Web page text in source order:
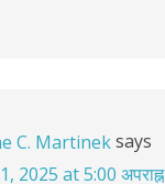
C. Martineksays
2025 at 5:00 अपराह्न